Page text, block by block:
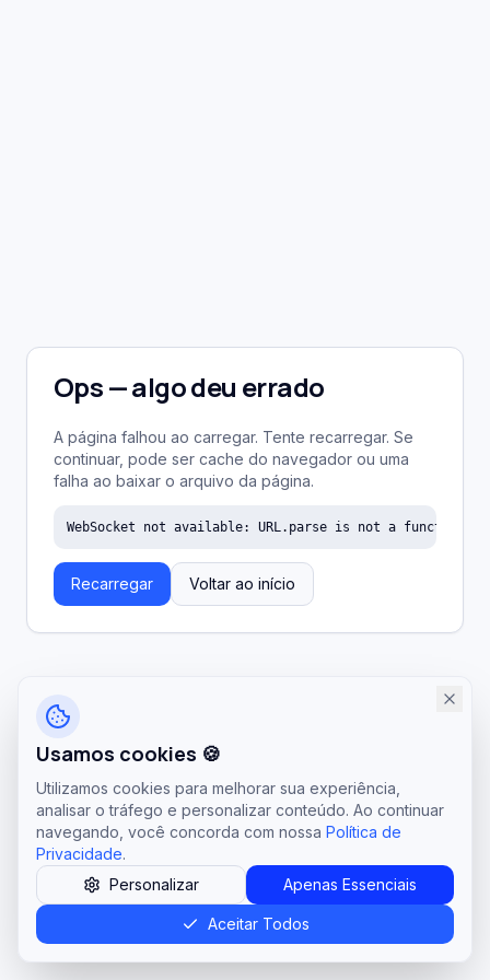
Ops — algo deu errado
A página falhou ao carregar. Tente recarregar. Se
continuar, pode ser cache do navegador ou uma
falha ao baixar o arquivo da página.
WebSocket not available: URL.parse is not a function
Recarregar Voltar ao início
Usamos cookies 🍪
Utilizamos cookies para melhorar sua experiência,
analisar o tráfego e personalizar conteúdo. Ao continuar
navegando, você concorda com nossa Política de
Privacidade.
Personalizar
Apenas Essenciais
Aceitar Todos